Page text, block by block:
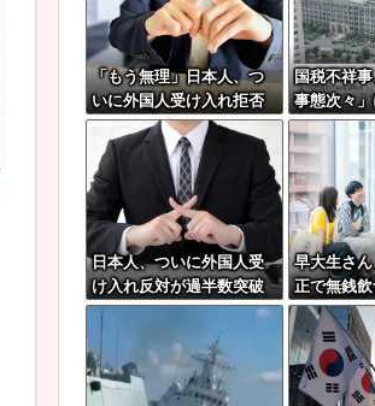
「もう無理」日本人、つ
いに外国人受け入れ拒否
へ…
国税不祥
事態次々
「パパ活
も
日本人、ついに外国人受
け入れ反対が過半数突破
ｗｗｗ
早大生さ
正で無銭
が異例の